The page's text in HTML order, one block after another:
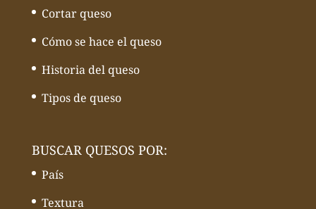
Cortar queso
Cómo se hace el queso
Historia del queso
Tipos de queso
BUSCAR QUESOS POR:
País
Textura